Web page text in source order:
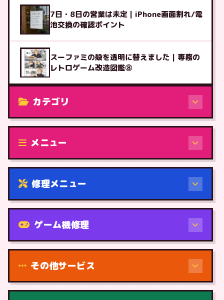
7日・8日の営業は未定｜iPhone画面割れ/電
池交換の確認ポイント
スーファミの殻を透明に替えました｜専務の
レトロゲーム改造図鑑⑧
カテゴリ
修理（機種から）
メニュー
修理メニュー
機種から
ゲーム機修理
その他サービス